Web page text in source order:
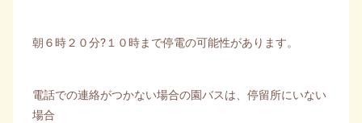
朝６時２０分?１０時まで停電の可能性があります。
電話での連絡がつかない場合の園バスは、停留所にいない
場合